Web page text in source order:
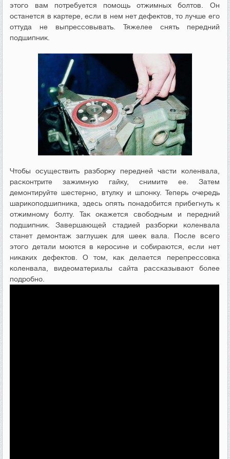
этого вам потребуется помощь отжимных болтов. Он
останется в картере, если в нем нет дефектов, то лучше его
оттуда не выпрессовывать. Тяжелее снять передний
подшипник.
Чтобы осуществить разборку передней части коленвала,
расконтрите зажимную гайку, снимите ее. Затем
демонтируйте шестерню, втулку и шпонку. Теперь очередь
шарикоподшипника, здесь опять понадобится прибегнуть к
отжимному болту. Так окажется свободным и передний
подшипник. Завершающей стадией разборки коленвала
станет демонтаж заглушек для шеек вала. После всего
этого детали моются в керосине и собираются, если нет
никаких дефектов. О том, как делается перепрессовка
коленвала, видеоматериалы сайта рассказывают более
подробно.